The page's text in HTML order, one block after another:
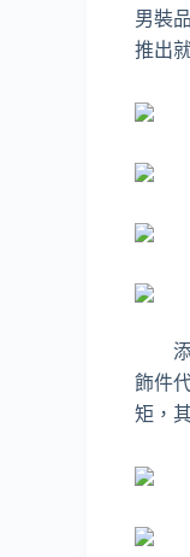
男裝
推出
添
飾件
矩，